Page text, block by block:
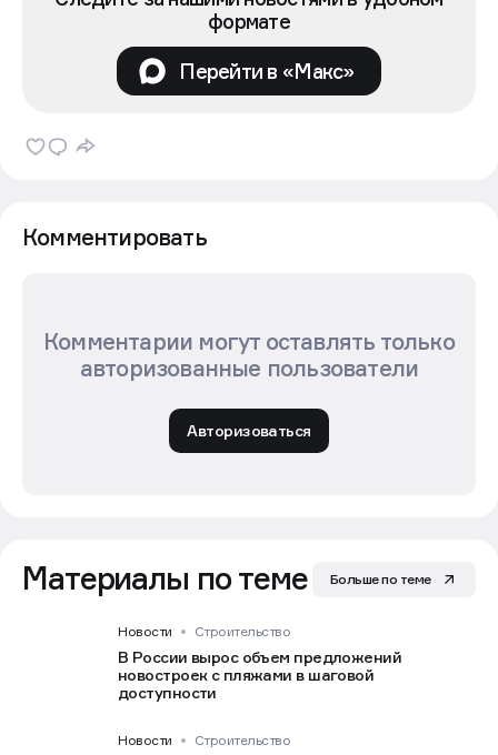
формате
Перейти в «Макс»
Комментировать
Комментарии могут оставлять только
авторизованные пользователи
Авторизоваться
Материалы по теме Больше по теме
Новости Строительство
В России вырос объем предложений
новостроек с пляжами в шаговой
доступности
Новости Строительство